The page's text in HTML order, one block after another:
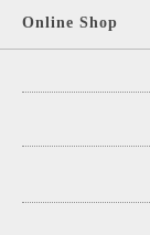
Online Shop